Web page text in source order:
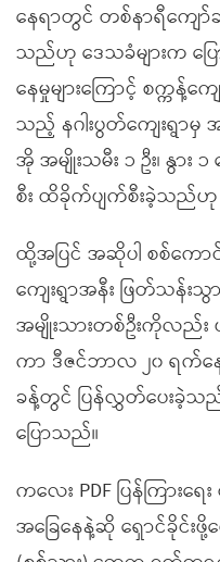
နေရာတွင် တစ်နာရီကျော်
သည်ဟု ဒေသခံများက ပ
နေမှုများကြောင့် စက္ကန့်က
သည့် နဂါးပွတ်ကျေးရွ
အို အမျိုးသမီး ၁ ဦး၊ နွာ
စီး ထိခိုက်ပျက်စီးခဲ့သည်ဟု
ထို့အပြင် အဆိုပါ စစ်ကော
ကျေးရွာအနီး ဖြတ်သန်းသွ
အမျိုးသားတစ်ဦးကိုလည်း
ကာ ဒီဇင်ဘာလ ၂၀ ရက်နေ့
ခန့်တွင် ပြန်လွှတ်ပေးခဲ့သ
ပြောသည်။
ကလေး PDF ပြန်ကြား
အခြေနေနဲ့ဆို ရှောင်ခိုင်